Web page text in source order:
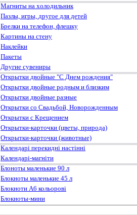
Магниты на холодильник
Пазлы, игры, другое для детей
Брелки на телефон, флешку
Картины на стену
Наклейки
Пакеты
Другие сувениры
Открытки двойные "С Днем рождения"
Открытки двойные родным и близким
Открытки двойные разные
Открытки со Свадьбой, Новорожденным
Открытки с Крещением
Открытки-карточки (цветы, природа)
Открытки-карточки (животные)
Календарі перекидні настінні
Календарі-магніти
Блоноты маленькие 90 л
Блокноты маленькие 45 л
Блокноти А6 кольорові
Блокноты-мини